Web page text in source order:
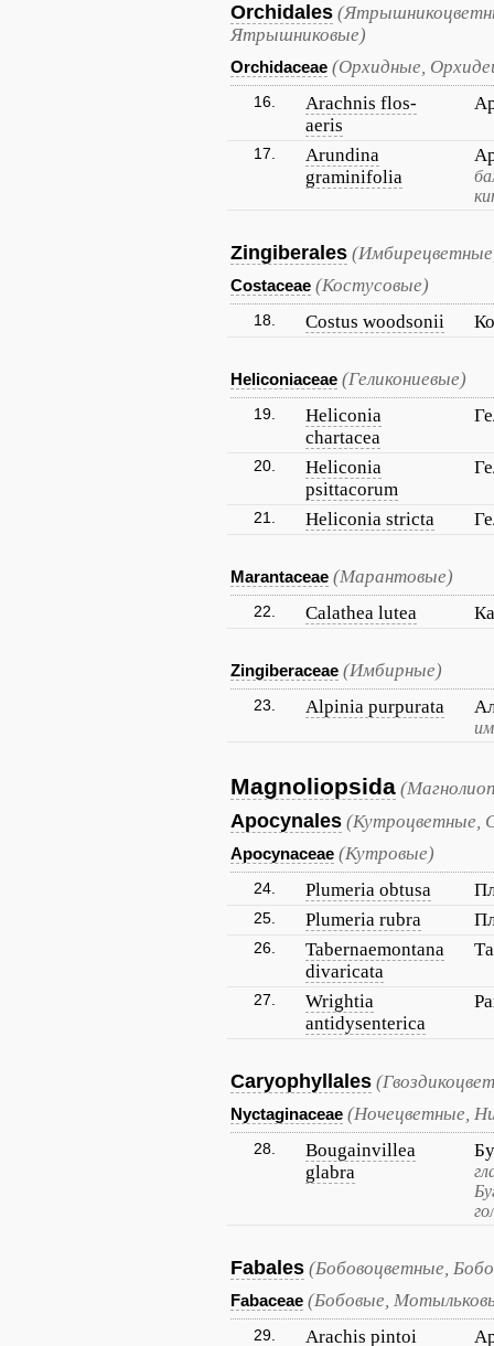
Orchidales
Ятрышниковые)
Orchidaceae (Орхидные,
16.
Arachnis flos-
aeris
17.
Arundina
graminifolia
Zingiberales
Costaceae (Костусовые)
18. Costus woodsonii
Heliconiaceae (Геликониевые)
19.
Heliconia
chartacea
20.
Heliconia
psittacorum
21. Heliconia stricta
Marantaceae (Марантовые)
22. Calathea lutea
Zingiberaceae (Имбирные)
23. Alpinia purpurata
Magnoliopsida
Apocynales (Кутроцветные,
Apocynaceae (Кутровые)
24. Plumeria obtusa
25. Plumeria rubra
26.
Tabernaemontana
divaricata
27.
Wrightia
antidysenterica
Caryophyllales
Nyctaginaceae (Ночецветные,
28.
Bougainvillea
glabra
Fabales (Бобовоцветные,
Fabaceae (Бобовые,
29. Arachis pintoi